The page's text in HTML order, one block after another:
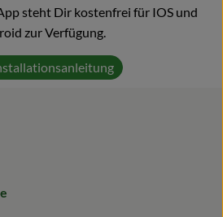
steht Dir kostenfrei für IOS und
zur Verfügung.